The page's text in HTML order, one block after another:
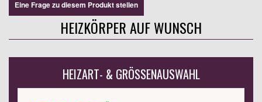
Eine Frage zu diesem Produkt stellen
HEIZKÖRPER AUF WUNSCH
HEIZART- & GRÖSSENAUSWAHL